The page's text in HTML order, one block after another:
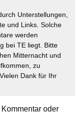
Unterstellungen,
und Links. Solche
werden
bei TE liegt. Bitte
Mitternacht und
zu
Dank für Ihr
oder